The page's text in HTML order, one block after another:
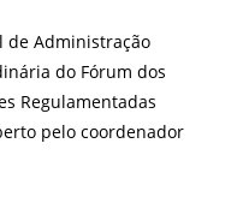
de Administração
do Fórum dos
Regulamentadas
pelo coordenador